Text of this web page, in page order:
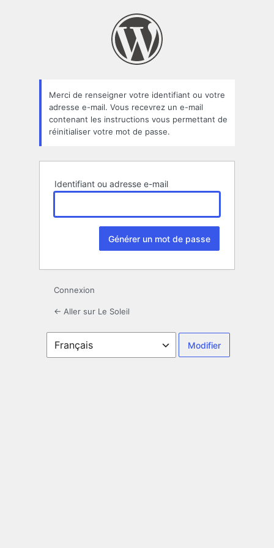
oublié
Merci de renseigner votre identifiant ou votre
adresse e-mail. Vous recevrez un e-mail
contenant les instructions vous permettant de
réinitialiser votre mot de passe.
Identifiant ou adresse e-mail
Connexion
← Aller sur Le Soleil
Langue